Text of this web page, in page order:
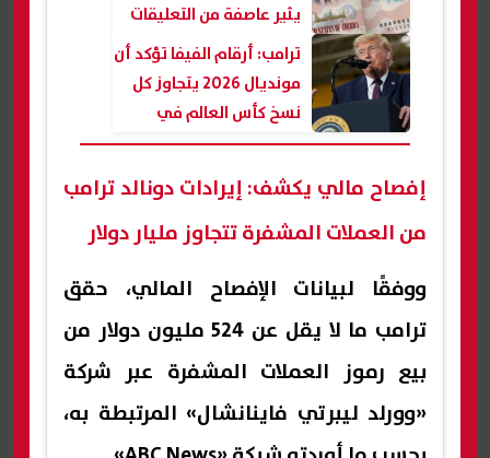
يثير عاصفة من التعليقات
الساخرة
ترامب: أرقام الفيفا تؤكد أن
مونديال 2026 يتجاوز كل
نسخ كأس العالم في
التاريخ
إفصاح مالي يكشف: إيرادات دونالد ترامب
من العملات المشفرة تتجاوز مليار دولار
ووفقًا لبيانات الإفصاح المالي، حقق
ترامب ما لا يقل عن 524 مليون دولار من
بيع رموز العملات المشفرة عبر شركة
«وورلد ليبرتي فاينانشال» المرتبطة به،